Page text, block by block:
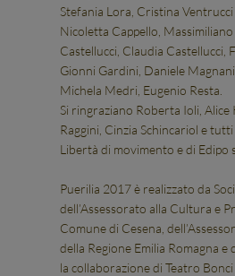
Stefania Lora, Cristina Ventrucci
Nicoletta Cappello,
Castellucci, Claudia Castellucci,
Gionni Gardini, Daniele
Michela Medri, Eugenio Resta.
Si ringraziano Roberta Ioli, Alice
Raggini, Cinzia Schincariol e
Libertà di movimento e di Edipo
Puerilia 2017 è realizzato da
dell’Assessorato alla Cultura e
Comune di Cesena,
della Regione Emilia Romagna e
la collaborazione di Teatro